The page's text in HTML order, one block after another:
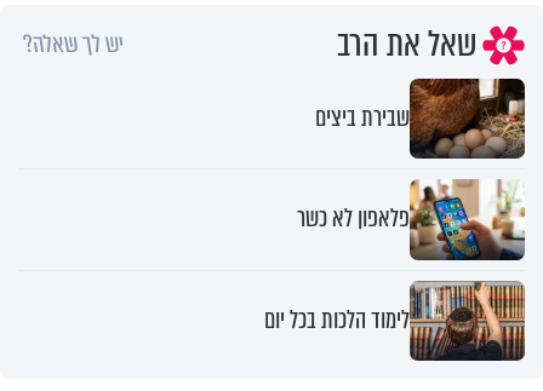
שאל את הרב יש לך שאלה?
שבירת ביצים
פלאפון לא כשר
לימוד הלכות בכל יום